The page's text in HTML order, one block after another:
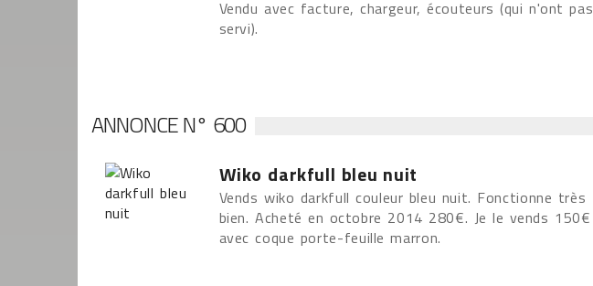
Vendu avec facture, chargeur, écouteurs (qui n'ont pas
servi).
ANNONCE N° 600
Wiko darkfull bleu nuit
Vends wiko darkfull couleur bleu nuit. Fonctionne très
bien. Acheté en octobre 2014 280€. Je le vends 150€
avec coque porte-feuille marron.